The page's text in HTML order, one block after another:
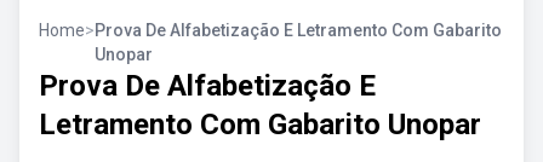
Home>Prova De Alfabetização E Letramento Com Gabarito
Unopar
Prova De Alfabetização E
Letramento Com Gabarito Unopar